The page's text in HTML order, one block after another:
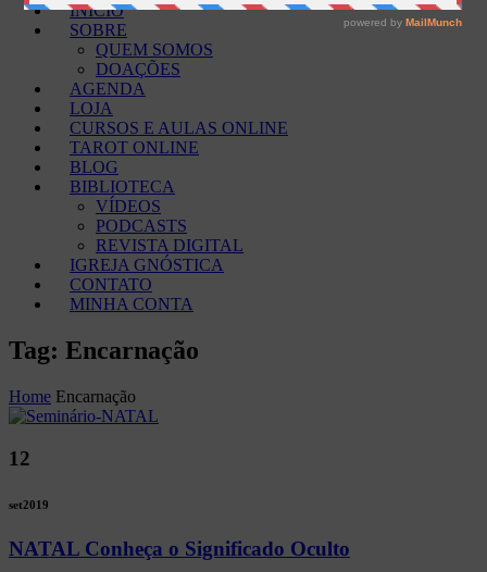
INÍCIO
SOBRE
QUEM SOMOS
DOAÇÕES
AGENDA
LOJA
CURSOS E AULAS ONLINE
TAROT ONLINE
BLOG
BIBLIOTECA
VÍDEOS
PODCASTS
REVISTA DIGITAL
IGREJA GNÓSTICA
CONTATO
MINHA CONTA
Tag: Encarnação
Home Encarnação
12
set2019
NATAL Conheça o Significado Oculto